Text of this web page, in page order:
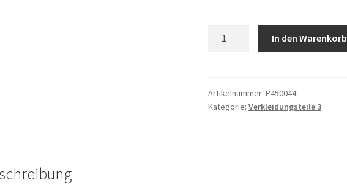
In den Warenkorb
Artikelnummer: P450044
Kategorie: Verkleidungsteile 3